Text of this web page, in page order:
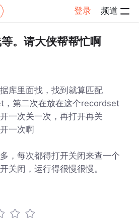
登录 频道
帖子详情
。请大侠帮帮忙啊
库里面找，找到就算匹配
，第二次在放在这个recordset
一次关一次，再打开再关
一次啊
，每次都得打开关闭来查一个
关闭，运行得很慢很慢。